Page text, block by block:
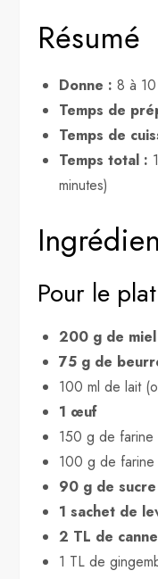
Résumé
Donne : 8 à
Temps de
Temps de
Temps total :
minutes)
Pour le
200 g de miel
75 g de
100 ml de lait
1 œuf
150 g de
100 g de
90 g de
1 sachet de
2 TL de
1 TL de